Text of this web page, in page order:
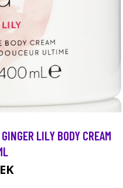
LILY BODY CREAM